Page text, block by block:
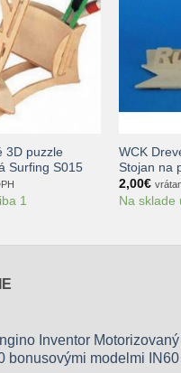
3D puzzle
Surfing S015
1
WCK
Stojan na
2,00€
Na sklade
Inventor
bonusovými modelmi IN60